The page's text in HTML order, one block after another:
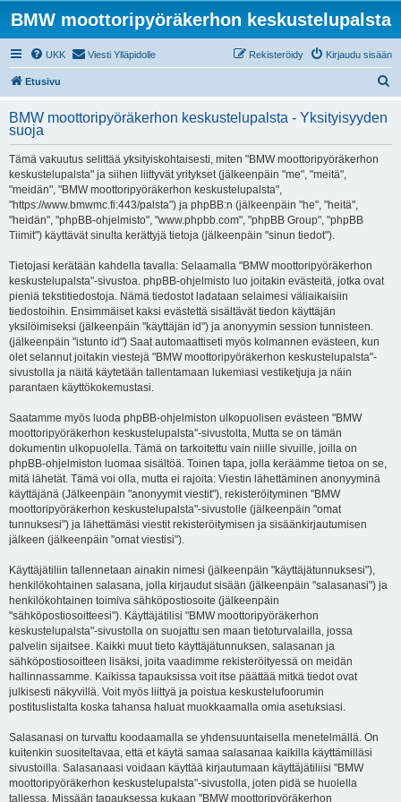
BMW moottoripyöräkerhon keskustelupalsta
UKK Viesti Ylläpidolle Kirjaudu sisään
Rekisteröidy
Etusivu
i
BMW moottoripyöräkerhon keskustelupalsta - Yksityisyyden
suoja
Tämä vakuutus selittää yksityiskohtaisesti, miten "BMW moottoripyöräkerhon
keskustelupalsta" ja siihen liittyvät yritykset (jälkeenpäin "me", "meitä",
"meidän", "BMW moottoripyöräkerhon keskustelupalsta",
"https://www.bmwmc.fi:443/palsta") ja phpBB:n (jälkeenpäin "he", "heitä",
"heidän", "phpBB-ohjelmisto", "www.phpbb.com", "phpBB Group", "phpBB
Tiimit") käyttävät sinulta kerättyjä tietoja (jälkeenpäin "sinun tiedot").
Tietojasi kerätään kahdella tavalla: Selaamalla "BMW moottoripyöräkerhon
keskustelupalsta"-sivustoa. phpBB-ohjelmisto luo joitakin evästeitä, jotka ovat
pieniä tekstitiedostoja. Nämä tiedostot ladataan selaimesi väliaikaisiin
tiedostoihin. Ensimmäiset kaksi evästettä sisältävät tiedon käyttäjän
yksilöimiseksi (jälkeenpäin "käyttäjän id") ja anonyymin session tunnisteen.
(jälkeenpäin "istunto id") Saat automaattiseti myös kolmannen evästeen, kun
olet selannut joitakin viestejä "BMW moottoripyöräkerhon keskustelupalsta"-
sivustolla ja näitä käytetään tallentamaan lukemiasi vestiketjuja ja näin
parantaen käyttökokemustasi.
Saatamme myös luoda phpBB-ohjelmiston ulkopuolisen evästeen "BMW
moottoripyöräkerhon keskustelupalsta"-sivustolta, Mutta se on tämän
dokumentin ulkopuolella. Tämä on tarkoitettu vain niille sivuille, joilla on
phpBB-ohjelmiston luomaa sisältöä. Toinen tapa, jolla keräämme tietoa on se,
mitä lähetät. Tämä voi olla, mutta ei rajoita: Viestin lähettäminen anonyyminä
käyttäjänä (Jälkeenpäin "anonyymit viestit"), rekisteröityminen "BMW
moottoripyöräkerhon keskustelupalsta"-sivustolle (jälkeenpäin "omat
tunnuksesi") ja lähettämäsi viestit rekisteröitymisen ja sisäänkirjautumisen
jälkeen (jälkeenpäin "omat viestisi").
Käyttäjätiliin tallennetaan ainakin nimesi (jälkeenpäin "käyttäjätunnuksesi"),
henkilökohtainen salasana, jolla kirjaudut sisään (jälkeenpäin "salasanasi") ja
henkilökohtainen toimiva sähköpostiosoite (jälkeenpäin
"sähköpostiosoitteesi"). Käyttäjätilisi "BMW moottoripyöräkerhon
keskustelupalsta"-sivustolla on suojattu sen maan tietoturvalailla, jossa
palvelin sijaitsee. Kaikki muut tieto käyttäjätunnuksen, salasanan ja
sähköpostiosoitteen lisäksi, joita vaadimme rekisteröityessä on meidän
hallinnassamme. Kaikissa tapauksissa voit itse päättää mitkä tiedot ovat
julkisesti näkyvillä. Voit myös liittyä ja poistua keskustelufoorumin
postituslistalta koska tahansa haluat muokkaamalla omia asetuksiasi.
Salasanasi on turvattu koodaamalla se yhdensuuntaisella menetelmällä. On
kuitenkin suositeltavaa, että et käytä samaa salasanaa kaikilla käyttämilläsi
sivustoilla. Salasanaasi voidaan käyttää kirjautumaan käyttäjätiliisi "BMW
moottoripyöräkerhon keskustelupalsta"-sivustolla, joten pidä se huolella
tallessa. Missään tapauksessa kukaan "BMW moottoripyöräkerhon